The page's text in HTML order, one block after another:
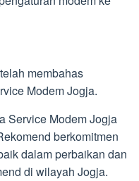
telah membahas
Modem Jogja.
Service Modem Jogja
berkomitmen
dalam perbaikan dan
di wilayah Jogja.